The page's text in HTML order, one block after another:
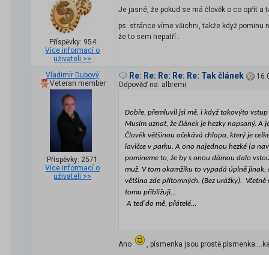
Příspěvky: 954
Více informací o
uživateli >>
Je jasné, že pokud se má člověk o co opřít a
ps. stránce víme všichni, takže když pominu
že to sem nepatří .
Vladimír Dubový
Veteran member
Příspěvky: 2571
Více informací o
uživateli >>
Re: Re: Re: Re: Re: Tak článek
Odpověď na: albremi
Dobře, přemluvil jsi mě, i když takovýto
Musím uznat, že článek je hezky napsaný. A
Člověk většinou očekává chlapa, který je
lavičce v parku. A ono najednou hezké (a
pomineme to, že by s onou dámou dalo
muž. V tom okamžiku to vypadá úplně jinak,
většina zde přítomných. (Bez urážky). Včetně
tomu přibližuji…
A teď do mě, přátelé...
Ano
, písmenka jsou prostě